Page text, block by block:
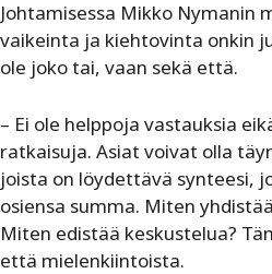
Johtamisessa Mikko Nymanin
vaikeinta ja kiehtovinta onkin
ole joko tai, vaan sekä että.
– Ei ole helppoja vastauksia
ratkaisuja. Asiat voivat olla
joista on löydettävä synteesi,
osiensa summa. Miten
Miten edistää keskustelua?
että mielenkiintoista.